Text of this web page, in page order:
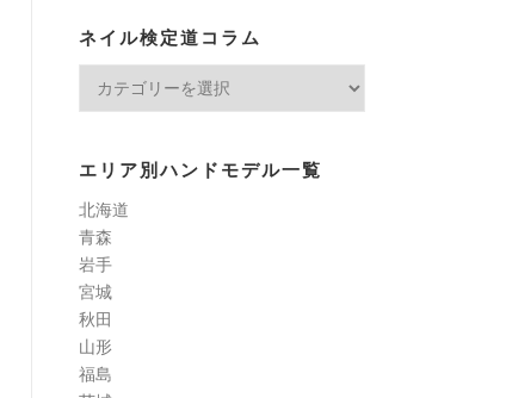
ネイル検定道コラム
道
コ
ラ
ム
エリア別ハンドモデル一覧
北海道
青森
岩手
宮城
秋田
山形
福島